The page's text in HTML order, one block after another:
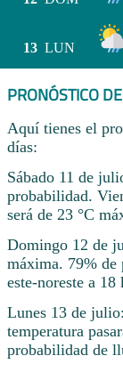
13 LUN
PRONÓSTICO
Aquí tienes el
días:
Sábado 11 de
probabilidad.
será de 23 °C
Domingo 12 de
máxima. 79%
este-noreste a 18
Lunes 13 de
temperatura
probabilidad de